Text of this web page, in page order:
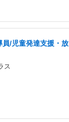
員/児童発達支援・放
ス